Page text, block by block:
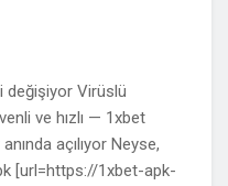
değişiyor Virüslü
ve hızlı — 1xbet
açılıyor Neyse,
[url=https://1xbet-apk-